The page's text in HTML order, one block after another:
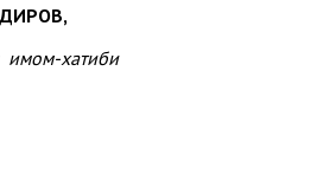
имом-хатиби